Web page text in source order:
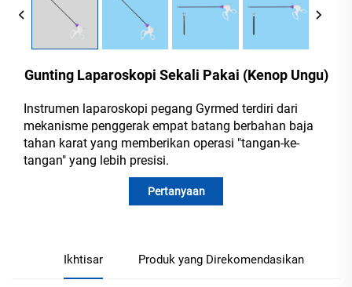
Gunting Laparoskopi Sekali Pakai (Kenop Ungu)
Instrumen laparoskopi pegang Gyrmed terdiri dari
mekanisme penggerak empat batang berbahan baja
tahan karat yang memberikan operasi "tangan-ke-
tangan" yang lebih presisi.
Pertanyaan
Ikhtisar Produk yang Direkomendasikan